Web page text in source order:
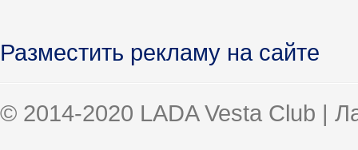
Разместить рекламу на сайте
© 2014-2020 LADA Vesta Club |